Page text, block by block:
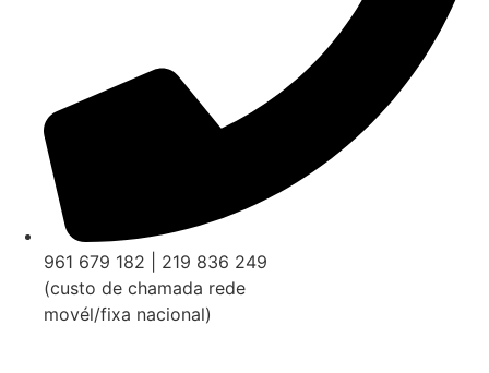
961 679 182 | 219 836 249
(custo de chamada rede
movél/fixa nacional)